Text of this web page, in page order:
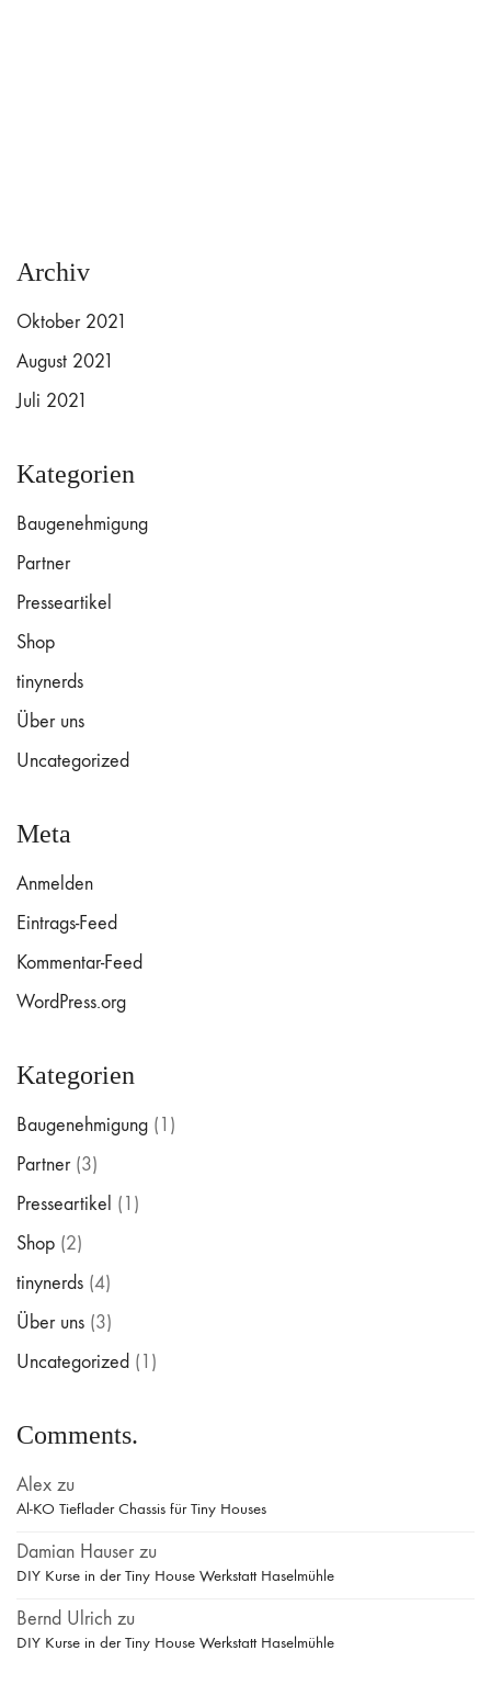
Archiv
Oktober 2021
August 2021
Juli 2021
Kategorien
Baugenehmigung
Partner
Presseartikel
Shop
tinynerds
Über uns
Uncategorized
Meta
Anmelden
Eintrags-Feed
Kommentar-Feed
WordPress.org
Kategorien
Baugenehmigung (1)
Partner(3)
Presseartikel (1)
Shop (2)
tinynerds (4)
Über uns (3)
Uncategorized (1)
Comments.
Alex zu
Al-KO Tieflader Chassis für Tiny Houses
Damian Hauser zu
DIY Kurse in der Tiny House Werkstatt Haselmühle
Bernd Ulrich zu
DIY Kurse in der Tiny House Werkstatt Haselmühle